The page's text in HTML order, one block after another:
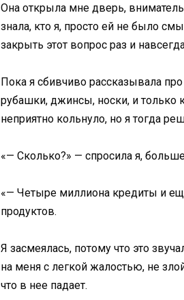
Она открыла мне дверь,
знала, кто я, просто ей не было
закрыть этот вопрос раз и
Пока я сбивчиво рассказывала
рубашки, джинсы, носки, и только
неприятно кольнуло, но я тогда
«— Сколько?» — спросила я,
«— Четыре миллиона кредиты и
продуктов.
Я засмеялась, потому что это
на меня с легкой жалостью, не
что в нее падает.